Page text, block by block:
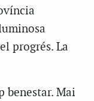
progrés. La
benestar. Mai